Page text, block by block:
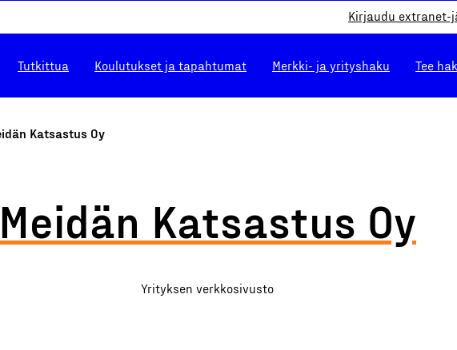
Kirjaudu extranet-
Tutkittua Koulutukset ja tapahtumat Merkki- ja yrityshaku Tee
Katsastus Oy
Meidän Katsastus Oy
Yrityksen verkkosivusto